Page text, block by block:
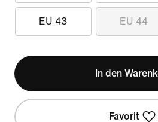
EU 43 EU 44
In den
Favorit